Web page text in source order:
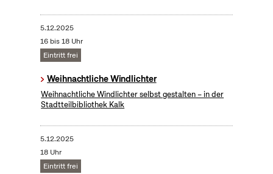
5.12.2025
16 bis 18 Uhr
Eintritt frei
Weihnachtliche Windlichter
Weihnachtliche Windlichter selbst gestalten – in der
Stadtteilbibliothek Kalk
5.12.2025
18 Uhr
Eintritt frei